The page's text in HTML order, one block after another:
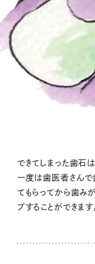
できてしまった歯石
一度は歯医者さんで
てもらってから歯み
プすることができます